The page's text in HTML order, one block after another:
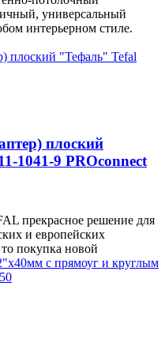
универсальный
интерьерном стиле.
плоский
1041-9 PROconnect
прекрасное решение для
и европейских
покупка новой